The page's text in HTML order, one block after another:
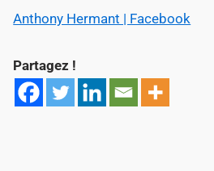
Anthony Hermant | Facebook
Partagez !